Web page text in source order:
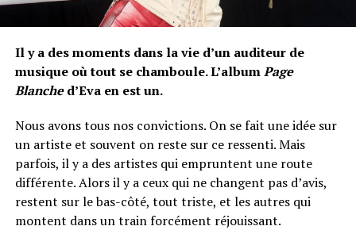
Il y a des moments dans la vie d’un auditeur de
musique où tout se chamboule. L’albumPage
Blanched’Eva en est un.
Nous avons tous nos convictions. On se fait une idée sur
un artiste et souvent on reste sur ce ressenti. Mais
parfois, il y a des artistes qui empruntent une route
différente. Alors il y a ceux qui ne changent pas d’avis,
restent sur le bas-côté, tout triste, et les autres qui
montent dans un train forcément réjouissant.